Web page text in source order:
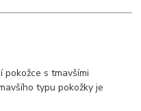
pokožce s tmavšími
typu pokožky je